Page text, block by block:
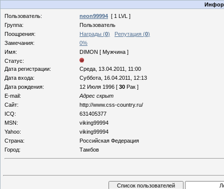
Пользователь:
neon99994 [ 1 LVL ]
Группа:
Пользователь
Поощрения:
Награды (0) Репутация (0)
Замечания:
0%
Имя:
DIMON [ Мужчина ]
Статус:
Дата регистрации:
Среда, 13.04.2011, 11:00
Дата входа:
Суббота, 16.04.2011, 12:13
Дата рождения:
12 Июля 1996 [ 30 Рак ]
E-mail:
Адрес скрыт
Сайт:
http://www.css-country.ru/
ICQ:
631405377
MSN:
viking99994
Yahoo:
viking99994
Страна:
Российская Федерация
Город:
Тамбов